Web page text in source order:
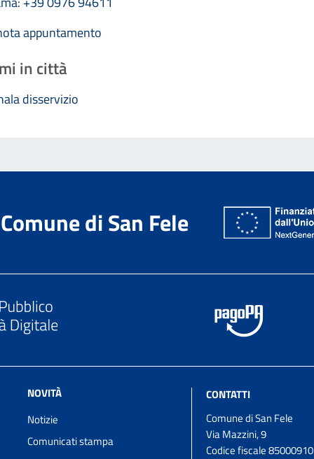
appuntamento
in città
disservizio
Comune di San Fele
NOVITÀ
Notizie
Comunicati stampa
CONTATTI
Comune di San Fele
Via Mazzini, 9
Codice fiscale